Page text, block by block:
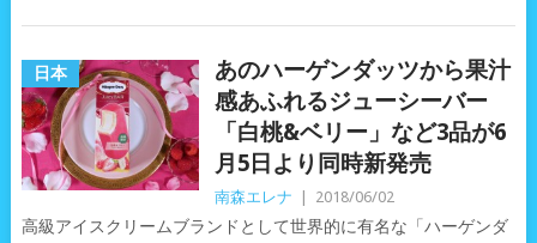
日本
あのハーゲンダッツから果汁
感あふれるジューシーバー
「白桃&ベリー」など3品が6
月5日より同時新発売
南森エレナ 2018/06/02
高級アイスクリームブランドとして世界的に有名な「ハーゲンダ